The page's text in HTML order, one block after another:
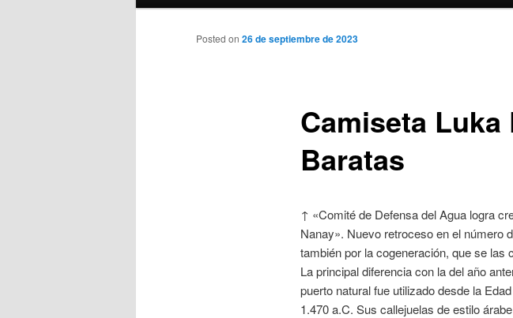
Camiseta
Baratas
Posted on 26 de septiembre de 2023
↑ «Comité de Defensa del Agua logra
Nanay». Nuevo retroceso en el número
también por la cogeneración, que se
La principal diferencia con la del año
puerto natural fue utilizado desde la
1.470 a.C. Sus callejuelas de estilo